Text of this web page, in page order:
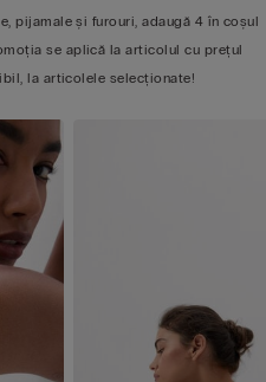
pijamale și furouri, adaugă 4 în coșul
se aplică la articolul cu prețul
la articolele selecționate!